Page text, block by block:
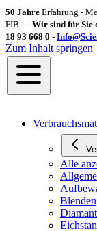
50 Jahre Erfahrung -
FIB... - Wir sind für Sie
18 93 668 0 -
Zum Inhalt springen
Alle
Blenden